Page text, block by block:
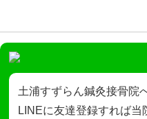
土浦すずらん鍼灸接骨院
LINEに友達登録すれば